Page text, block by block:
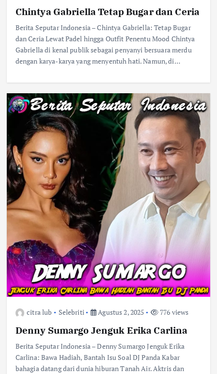
Chintya Gabriella Tetap Bugar dan Ceria
Berita Seputar Indonesia – Chintya Gabriella: Tetap Bugar
dan Ceria Lewat Padel hingga Outfit Penentu Mood Chintya
Gabriella di kenal publik sebagai penyanyi bersuara merdu
dengan karya-karya yang menyentuh hati. Namun, di…
citra lub Selebriti Agustus 2, 2025 776 views
Denny Sumargo Jenguk Erika Carlina
Berita Seputar Indonesia – Denny Sumargo Jenguk Erika
Carlina: Bawa Hadiah, Bantah Isu Soal DJ Panda Kabar
bahagia datang dari dunia hiburan Tanah Air. Aktris dan